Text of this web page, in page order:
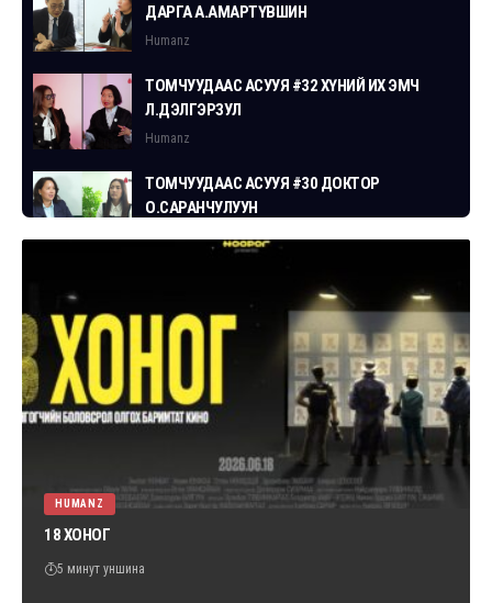
ДАРГА А.АМАРТҮВШИН
Humanz
ТОМЧУУДААС АСУУЯ #32 ХҮНИЙ ИХ ЭМЧ
Л.ДЭЛГЭРЗУЛ
Humanz
ТОМЧУУДААС АСУУЯ #30 ДОКТОР
О.САРАНЧУЛУУН
Humanz
ТОМЧУУДААС АСУУЯ #29 СГЗ С.ЦОГТБАЯР
Humanz
ТОМЧУУДААС АСУУЯ #28 ХУУЛЬЧ
Г.ЭРДЭНЭБАТ
Humanz
HUMANZ
18 ХОНОГ
5 минут уншина